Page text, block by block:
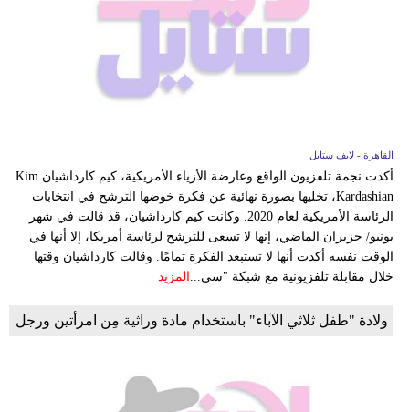
القاهرة - لايف ستايل
أكدت نجمة تلفزيون الواقع وعارضة الأزياء الأمريكية، كيم كارداشيان Kim
Kardashian، تخليها بصورة نهائية عن فكرة خوضها الترشح في انتخابات
الرئاسة الأمريكية لعام 2020. وكانت كيم كارداشيان، قد قالت في شهر
يونيو/ حزيران الماضي، إنها لا تسعى للترشح لرئاسة أمريكا، إلا أنها في
الوقت نفسه أكدت أنها لا تستبعد الفكرة تمامًا. وقالت كارداشيان وقتها
خلال مقابلة تلفزيونية مع شبكة "سي... المزيد
ولادة "طفل ثلاثي الآباء" باستخدام مادة وراثية مِن امرأتين ورجل